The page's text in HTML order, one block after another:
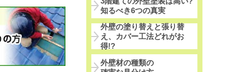
知るべき6つの真実
外壁の塗り替えと張り替
え、カバー工法どれがお
得!?
外壁材の種類の